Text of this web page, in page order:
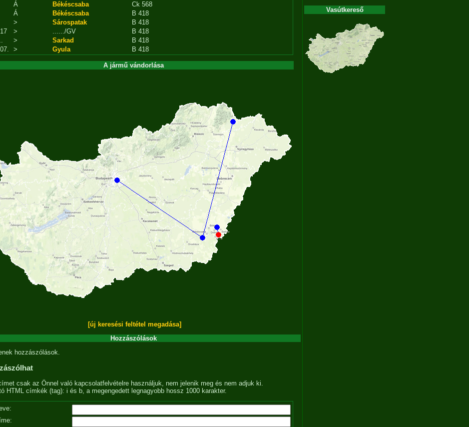
Á Békéscsaba
Ck 568
Á Békéscsaba
B 418
> Sárospatak
B 418
> ....../GV
B 418
> Sarkad
B 418
> Gyula B 418
A jármű vándorlása
[új keresési feltétel megadása]
Hozzászólások
hozzászólások.
csak az Önnel való kapcsolatfelvételre használjuk, nem jelenik meg és nem adjuk ki.
HTML címkék (tag): i és b, a megengedett legnagyobb hossz 1000 karakter.
Vasútkereső